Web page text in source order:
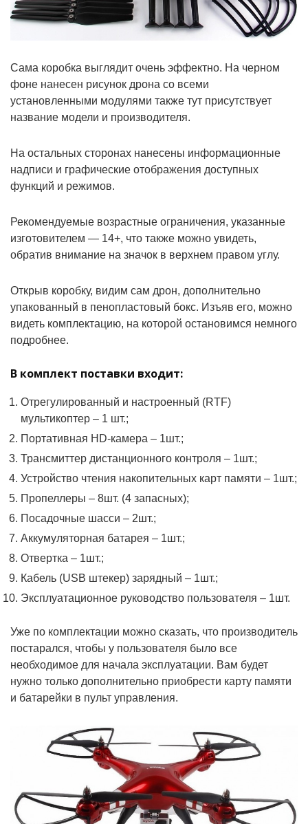
Сама коробка выглядит очень эффектно. На черном
фоне нанесен рисунок дрона со всеми
установленными модулями также тут присутствует
название модели и производителя.
На остальных сторонах нанесены информационные
надписи и графические отображения доступных
функций и режимов.
Рекомендуемые возрастные ограничения, указанные
изготовителем — 14+, что также можно увидеть,
обратив внимание на значок в верхнем правом углу.
Открыв коробку, видим сам дрон, дополнительно
упакованный в пенопластовый бокс. Изъяв его, можно
видеть комплектацию, на которой остановимся немного
подробнее.
В комплект поставки входит:
Отрегулированный и настроенный (RTF)
мультикоптер – 1 шт.;
Портативная HD-камера – 1шт.;
Трансмиттер дистанционного контроля – 1шт.;
Устройство чтения накопительных карт памяти – 1шт.;
Пропеллеры – 8шт. (4 запасных);
Посадочные шасси – 2шт.;
Аккумуляторная батарея – 1шт.;
Отвертка – 1шт.;
Кабель (USB штекер) зарядный – 1шт.;
Эксплуатационное руководство пользователя – 1шт.
Уже по комплектации можно сказать, что производитель
постарался, чтобы у пользователя было все
необходимое для начала эксплуатации. Вам будет
нужно только дополнительно приобрести карту памяти
и батарейки в пульт управления.